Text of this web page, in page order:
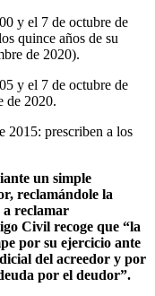
y el 7 de octubre de
quince años de su
de 2020).
y el 7 de octubre de
de 2020.
2015: prescriben a los
un simple
reclamándole la
a reclamar
Civil recoge que “la
por su ejercicio ante
del acreedor y por
por el deudor”.